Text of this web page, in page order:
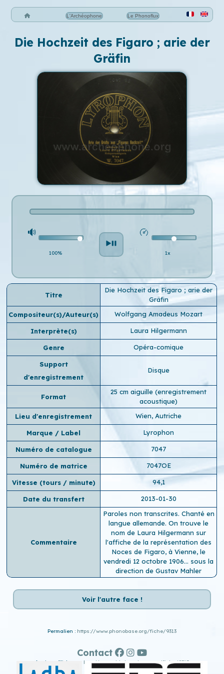
L'Archéophone Le Phonoflux
Die Hochzeit des Figaro ; arie der
Gräfin
100% 1x
Titre
Die Hochzeit des Figaro ; arie der
Gräfin
Compositeur(s)/Auteur(s)
Wolfgang Amadeus Mozart
Interprète(s) Laura Hilgermann
Genre Opéra-comique
Support
d'enregistrement
Disque
Format
25 cm aiguille (enregistrement
acoustique)
Lieu d'enregistrement
Wien, Autriche
Marque / Label Lyrophon
Numéro de catalogue 7047
Numéro de matrice 7047OE
Vitesse (tours / minute) 94,1
Date du transfert 2013-01-30
Commentaire
Paroles non transcrites. Chanté en
langue allemande. On trouve le
nom de Laura Hilgermann sur
l'affiche de la représentation des
Noces de Figaro, à Vienne, le
vendredi 12 octobre 1906… sous la
direction de Gustav Mahler
Voir l'autre face !
Permalien : https://www.phonobase.org/fiche/9313
Ancien affichage : http://www.old.phonobase.org/fiche/9313
Contact